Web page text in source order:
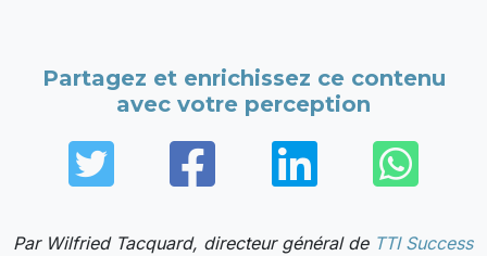
Partagez et enrichissez ce contenu
avec votre perception
TwitterFacebook
LinkedIn
Par Wilfried Tacquard, directeur général de TTI Success